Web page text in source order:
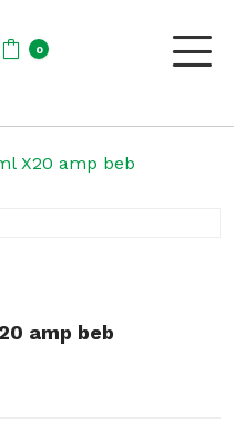
0
X20 amp beb
amp beb